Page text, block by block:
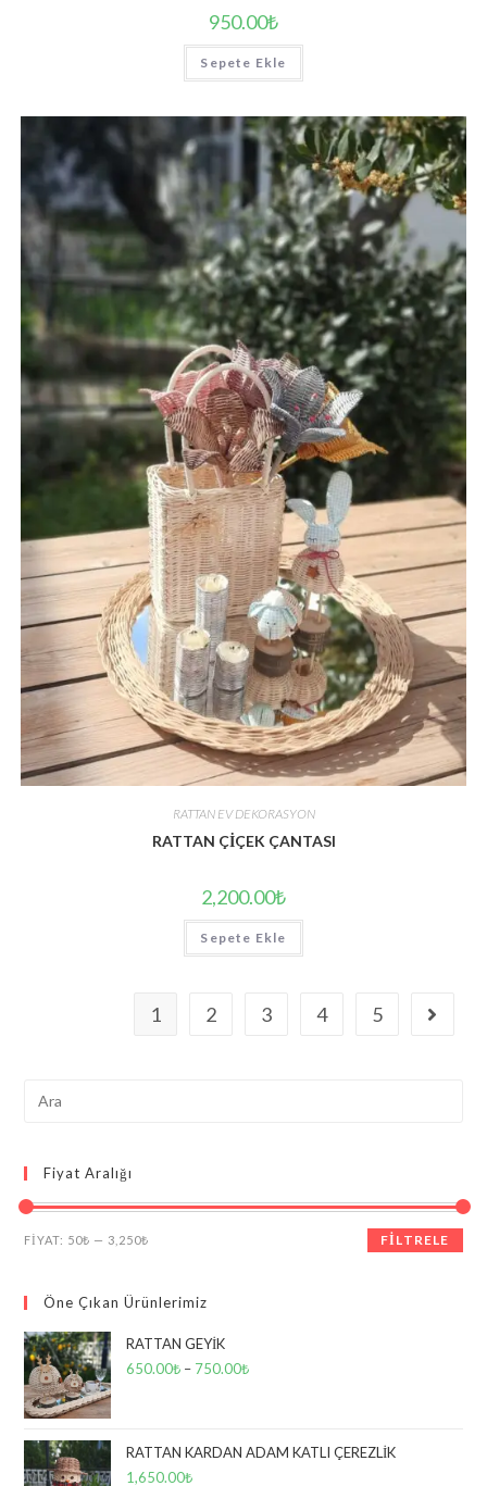
950.00₺
Sepete Ekle
RATTAN EV DEKORASYON
RATTAN ÇİÇEK ÇANTASI
2,200.00₺
Sepete Ekle
1 2 3 4 5
Search
Fiyat Aralığı
En
En
FILTRELE
FIYAT: 50₺ — 3,250₺
Öne Çıkan Ürünlerimiz
RATTAN GEYİK
650.00₺ – 750.00₺
RATTAN KARDAN ADAM KATLI ÇEREZLİK
1,650.00₺